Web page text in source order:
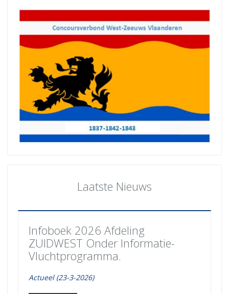
Laatste Nieuws
Infoboek 2026 Afdeling
ZUIDWEST Onder Informatie-
Vluchtprogramma.
Actueel (23-3-2026)